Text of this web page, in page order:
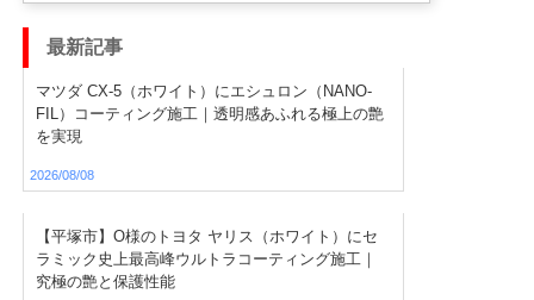
最新記事
マツダ CX-5（ホワイト）にエシュロン（NANO-
FIL）コーティング施工｜透明感あふれる極上の艶
を実現
2026/08/08
【平塚市】O様のトヨタ ヤリス（ホワイト）にセ
ラミック史上最高峰ウルトラコーティング施工｜
究極の艶と保護性能